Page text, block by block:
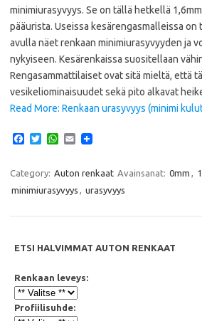
minimiurasyvyys. Se on tällä hetkellä
pääurista. Useissa kesärengasmalleissa on
avulla näet renkaan minimiurasyvyyden ja
nykyiseen. Kesärenkaissa suositellaan
Rengasammattilaiset ovat sitä mieltä, että
vesikeliominaisuudet sekä pito alkavat
Read More: Renkaan urasyvyys (minimi
e
b
o
T
t
e
W
t
A
E
i
Category: Auton renkaat Avainsanat: 0mm 1
minimiurasyvyys
urasyvyys
ETSI HALVIMMAT AUTON RENKAAT
Renkaan leveys:
Profiilisuhde: